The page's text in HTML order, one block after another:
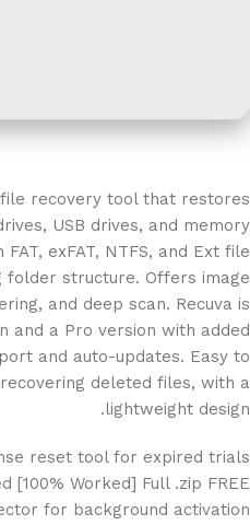
file recovery tool that restores
USB drives, and memory
exFAT, NTFS, and Ext file
folder structure. Offers image
and deep scan. Recuva is
and a Pro version with added
and auto-updates. Easy to
deleted files, with a
lightweight design.
reset tool for expired trials
[100% Worked] Full .zip FREE
for background activation